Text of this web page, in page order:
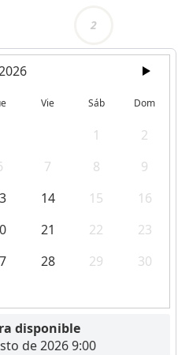
2
Vie Sáb Dom
1
2
7 8
9
14 15
16
21 22
23
28 29
30
disponible
de 2026 9:00